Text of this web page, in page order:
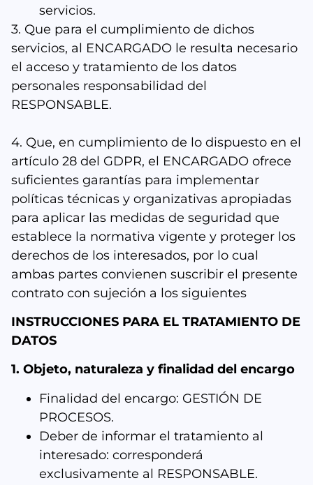
servicios.
3. Que para el cumplimiento de dichos
servicios, al ENCARGADO le resulta necesario
el acceso y tratamiento de los datos
personales responsabilidad del
RESPONSABLE.
4. Que, en cumplimiento de lo dispuesto en el
artículo 28 del GDPR, el ENCARGADO ofrece
suficientes garantías para implementar
políticas técnicas y organizativas apropiadas
para aplicar las medidas de seguridad que
establece la normativa vigente y proteger los
derechos de los interesados, por lo cual
ambas partes convienen suscribir el presente
contrato con sujeción a los siguientes
INSTRUCCIONES PARA EL TRATAMIENTO DE
DATOS
1. Objeto, naturaleza y finalidad del encargo
Finalidad del encargo: GESTIÓN DE
PROCESOS.
Deber de informar el tratamiento al
interesado: corresponderá
exclusivamente al RESPONSABLE.